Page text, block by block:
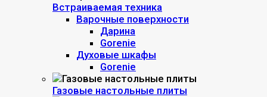
Встраиваемая техника
Варочные поверхности
Дарина
Gorenie
Духовые шкафы
Gorenie
Газовые настольные плиты